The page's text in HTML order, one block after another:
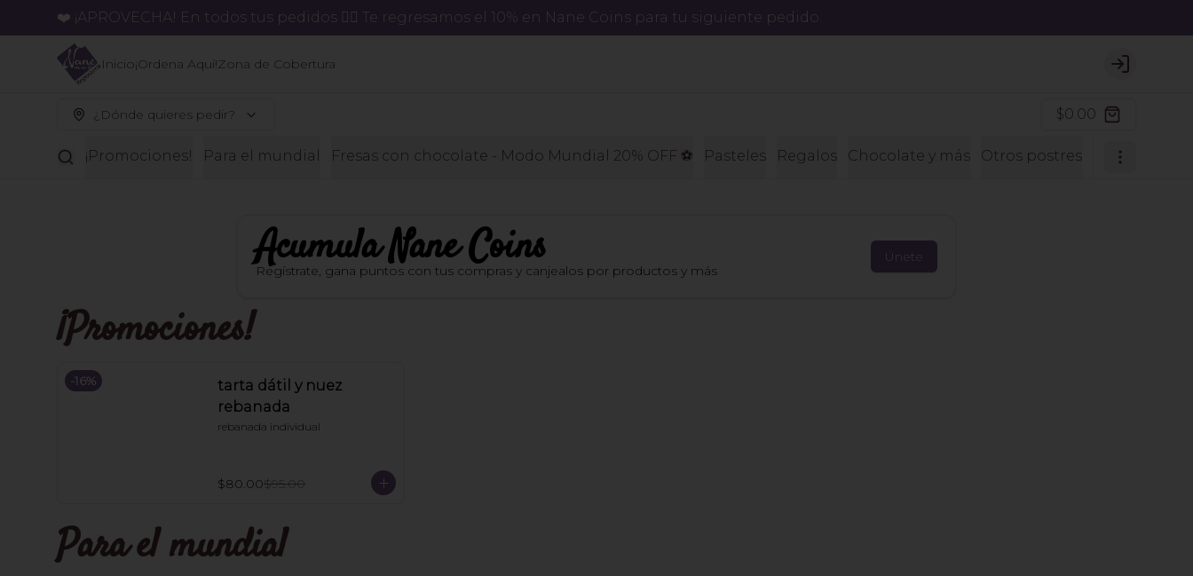
❤️ ¡APROVECHA! En todos tus pedidos 👉🏻 Te regresamos el 10% en Nane Coins para tu siguiente pedido.
Inicio¡Ordena Aquí!Zona de Cobertura Login
¿Dónde quieres pedir? $0.00
¡Promociones! Para el mundial Fresas con chocolate - Modo Mundial 20% OFF ⚽️ Pasteles Regalos Chocolate y más Otros postres Postres sin
AcumulaNane Coins
Regístrate, gana puntos con tus compras y canjealos por productos y más
Únete
¡Promociones!
-16%
tarta dátil y nuez
rebanada
rebanada individual
$80.00$95.00
Para el mundial